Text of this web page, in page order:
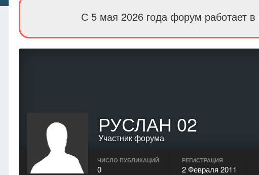
С 5 мая 2026 года форум работает
РУСЛАН 02
Участник форума
ЧИСЛО ПУБЛИКАЦИЙ
0
РЕГИСТРАЦИЯ
2 Февраля 2011